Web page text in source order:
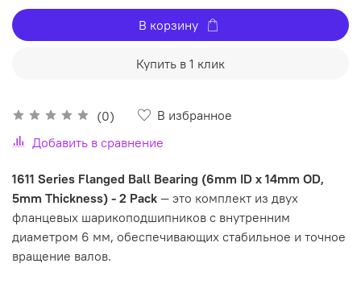
(0)
В избранное
Добавить в сравнение
В корзину
Купить в 1 клик
1611 Series Flanged Ball Bearing (6mm ID x 14mm OD,
5mm Thickness) - 2 Pack — это комплект из двух
фланцевых шарикоподшипников с внутренним
диаметром 6 мм, обеспечивающих стабильное и точное
вращение валов.